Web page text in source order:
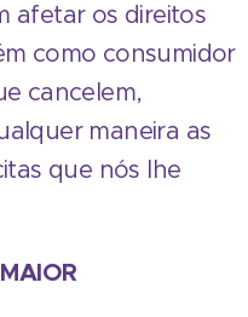
afetar os direitos
como consumidor
cancelem,
maneira as
que nós lhe